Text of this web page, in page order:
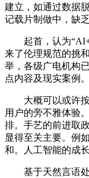
建立，如通过数据
记载片制做中，缺
起首，认为“AI+
来了伦理规范的挑
举，各级广电机构
点内容及现实案例。
大概可以或许按
用户的旁不雅体验
排。手艺的前进取
显得至关主要。例
和。人工智能的成
基于天然言语处